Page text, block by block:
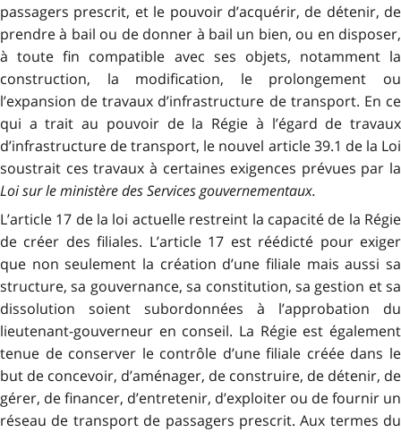
passagers prescrit, et le pouvoir d’acquérir, de détenir, de
prendre à bail ou de donner à bail un bien, ou en disposer,
à toute fin compatible avec ses objets, notamment la
construction, la modification, le prolongement ou
l’expansion de travaux d’infrastructure de transport. En ce
qui a trait au pouvoir de la Régie à l’égard de travaux
d’infrastructure de transport, le nouvel article 39.1 de la Loi
soustrait ces travaux à certaines exigences prévues par la
Loi sur le ministère des Services gouvernementaux.
L’article 17 de la loi actuelle restreint la capacité de la Régie
de créer des filiales. L’article 17 est réédicté pour exiger
que non seulement la création d’une filiale mais aussi sa
structure, sa gouvernance, sa constitution, sa gestion et sa
dissolution soient subordonnées à l’approbation du
lieutenant-gouverneur en conseil. La Régie est également
tenue de conserver le contrôle d’une filiale créée dans le
but de concevoir, d’aménager, de construire, de détenir, de
gérer, de financer, d’entretenir, d’exploiter ou de fournir un
réseau de transport de passagers prescrit. Aux termes du